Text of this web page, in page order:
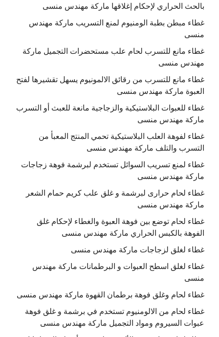
بالحث الحراري لإحكام إغلاقها ماركة مهندس منسى
غطاء مبطن بطبة الومنيوم لمنع التسريب ماركة مهندس
منسى
غطاء مانع للتسرب لحام علب مستحضرات التجميل ماركة
مهندس منسى
غطاء مانع للتسرب من رقائق الالمونيوم يسهل تقشيرها لفتح
العبوة ماركة مهندس منسى
غطاء للعبوات البلاستيكية والزجاجية مانعة للعبث أو التسرب
ماركة مهندس منسى
غطاء لفوهة العلب البلاستيكية تحمي المنتج المعبأ من
التسرب والتلف ماركة مهندس منسى
غطاء لمنع تسريب السوائل تستخدم لبرشمة فوهة زجاجات
ماركة مهندس منسى
غطاء لحام حرارى لبرشمة و غلق علب كريم حمام الشعر
ماركة مهندس منسى
غطاء لحام توضع بين فوهة العبوة والغطاء لإحكام غلق
الفوهة بالكبس الحراري ماركة مهندس منسى
غطاء لغلق لزجاجات ماركة مهندس منسى
غطاء لغلق اسطح العبوات و البرطمانات ماركة مهندس
منسى
غطاء لحام وغلق فوهة برطمان القهوة ماركة مهندس منسى
غطاء لحام من الالومنيوم تستخدم في برشمة و غلق فوهة
عبوات السيروم ومواد التجميل ماركة مهندس منسى